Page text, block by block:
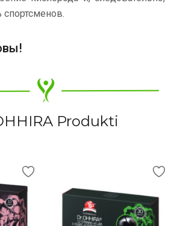
Produkti